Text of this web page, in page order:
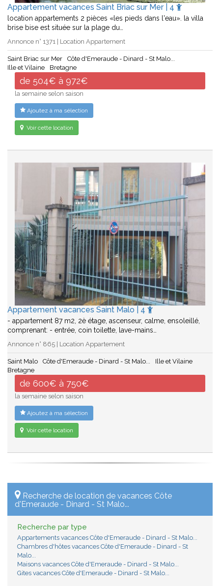
Appartement vacances Saint Briac sur Mer | 4
location appartements 2 pièces «les pieds dans l'eau». la villa
brise bise est située sur la plage du…
Annonce n° 1371 | Location Appartement
Saint Briac sur Mer
Côte d'Emeraude - Dinard - St Malo...
Ille et Vilaine
Bretagne
de 504€ à 972€
la semaine selon saison
Ajoutez à ma sélection
Voir cette location
Appartement vacances Saint Malo | 4
- appartement 87 m2, 2è étage, ascenseur, calme, ensoleillé,
comprenant: - entrée, coin toilette, lave-mains…
Annonce n° 865 | Location Appartement
Saint Malo Côte d'Emeraude - Dinard - St Malo...
Ille et Vilaine
Bretagne
de 600€ à 750€
la semaine selon saison
Ajoutez à ma sélection
Voir cette location
Recherche de location de vacances Côte
d'Emeraude - Dinard - St Malo...
Recherche par type
Appartements vacances Côte d'Emeraude - Dinard - St Malo...
Chambres d'hôtes vacances Côte d'Emeraude - Dinard - St
Malo...
Maisons vacances Côte d'Emeraude - Dinard - St Malo...
Gites vacances Côte d'Emeraude - Dinard - St Malo...